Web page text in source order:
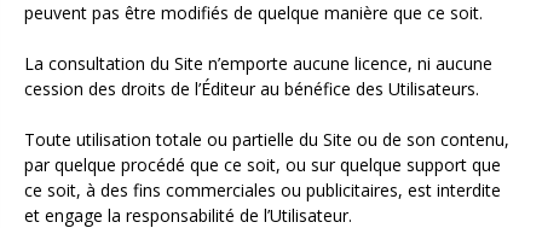
peuvent pas être modifiés de quelque manière que ce soit.
La consultation du Site n’emporte aucune licence, ni aucune
cession des droits de l’Éditeur au bénéfice des Utilisateurs.
Toute utilisation totale ou partielle du Site ou de son contenu,
par quelque procédé que ce soit, ou sur quelque support que
ce soit, à des fins commerciales ou publicitaires, est interdite
et engage la responsabilité de l’Utilisateur.